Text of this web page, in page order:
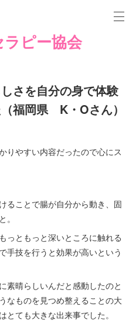
ラピー協会
さを自分の身で体験
福岡県 K・Oさん）
りやすい内容だったので心にス
ることで腸が自分から動き、固
。
っともっと深いところに触れる
手技を行うと効果が高いという
素晴らしいんだと感動したのと
なものを見つめ整えることの大
ても大きな出来事でした。